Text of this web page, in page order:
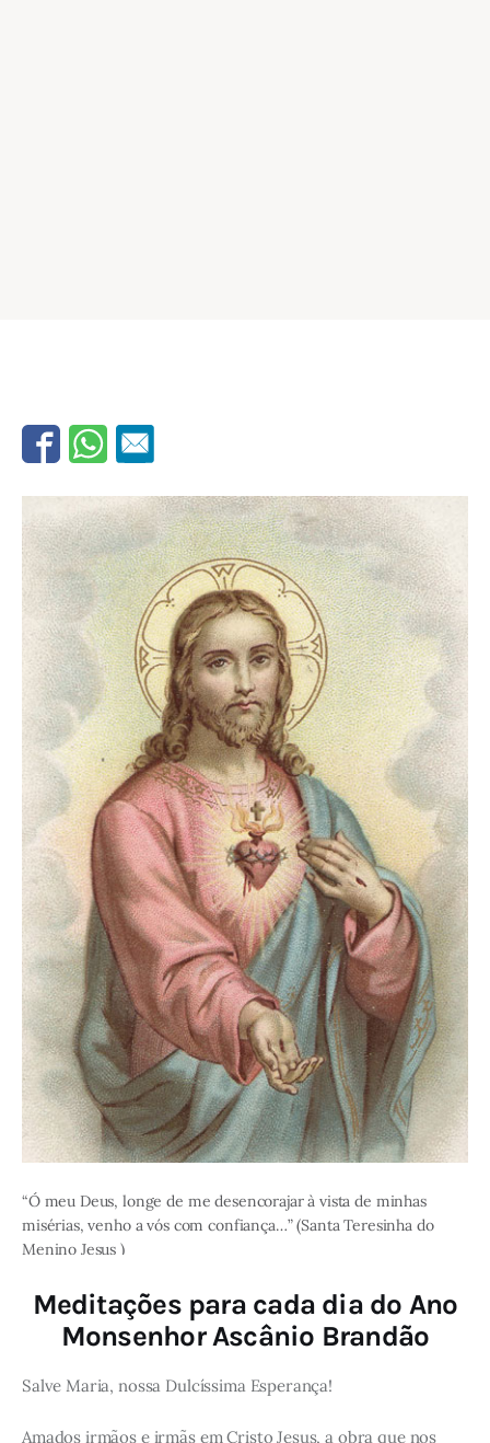
“Ó meu Deus, longe de me desencorajar à vista de minhas
misérias, venho a vós com confiança…” (Santa Teresinha do
Menino Jesus )
Meditações para cada dia do Ano
Monsenhor Ascânio Brandão
Salve Maria, nossa Dulcíssima Esperança!
Amados irmãos e irmãs em Cristo Jesus, a obra que nos